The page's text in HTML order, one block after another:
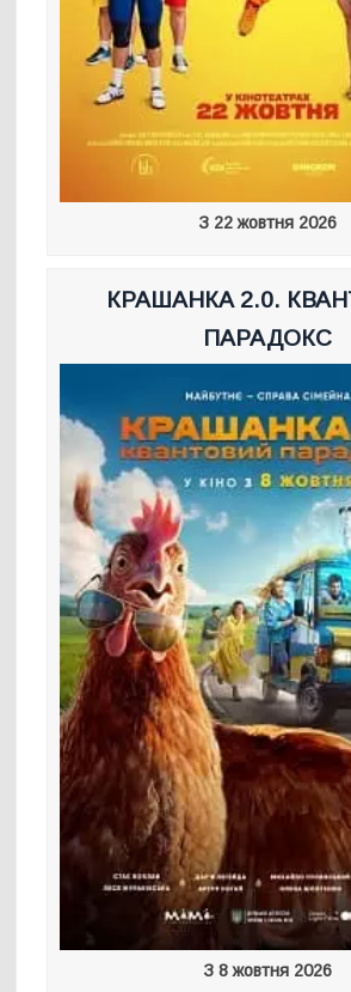
З 22 жовтня 2026
КРАШАНКА 2.0.
ПАРАДОКС
З 8 жовтня 2026